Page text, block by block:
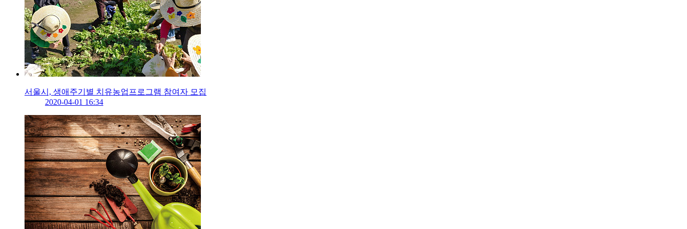
서울시, 생애주기별 치유농업프로그램 참여자 모집
2020-04-01 16:34